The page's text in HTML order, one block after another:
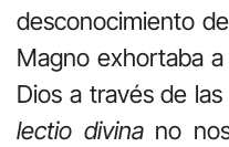
desconocimiento
Magno exhortaba
Dios a través de
lectio divinano nos